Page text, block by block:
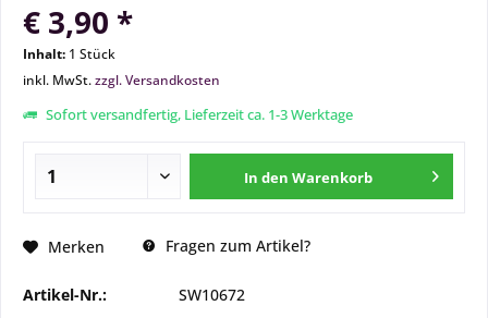
€ 3,90 *
Inhalt: 1 Stück
inkl. MwSt.zzgl. Versandkosten
Sofort versandfertig, Lieferzeit ca. 1-3 Werktage
In den Warenkorb
Merken Fragen zum Artikel?
Artikel-Nr.: SW10672